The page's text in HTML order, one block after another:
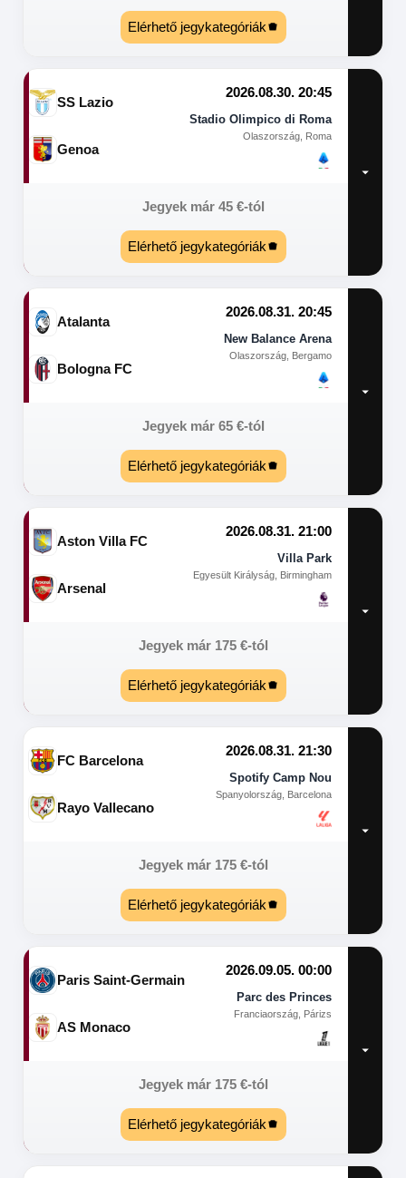
Elérhető jegykategóriák
SS Lazio
2026.08.30. 20:45
Stadio Olimpico di Roma
Olaszország, Roma
Genoa
Jegyek már 45 €-tól
Elérhető jegykategóriák
Atalanta
2026.08.31. 20:45
New Balance Arena
Olaszország, Bergamo
Bologna FC
Jegyek már 65 €-tól
Elérhető jegykategóriák
Aston Villa FC
2026.08.31. 21:00
Villa Park
Egyesült Királyság, Birmingham
Arsenal
Jegyek már 175 €-tól
Elérhető jegykategóriák
FC Barcelona
2026.08.31. 21:30
Spotify Camp Nou
Spanyolország, Barcelona
Rayo Vallecano
Jegyek már 175 €-tól
Elérhető jegykategóriák
Paris Saint-Germain
2026.09.05. 00:00
Parc des Princes
Franciaország, Párizs
AS Monaco
Jegyek már 175 €-tól
Elérhető jegykategóriák